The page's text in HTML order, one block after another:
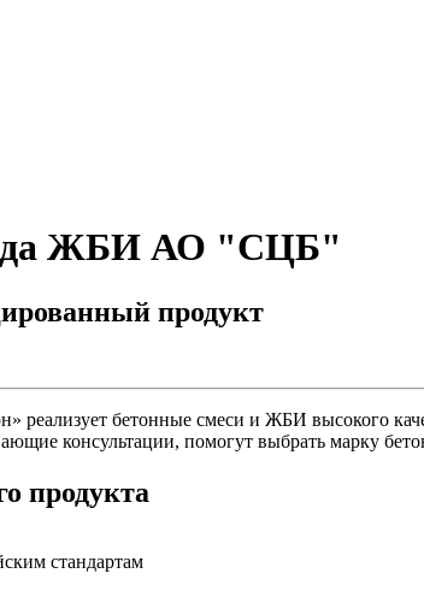
ЖБИ АО "СЦБ"
продукт
реализует бетонные смеси и ЖБИ высокого
консультации, помогут выбрать марку
продукта
стандартам